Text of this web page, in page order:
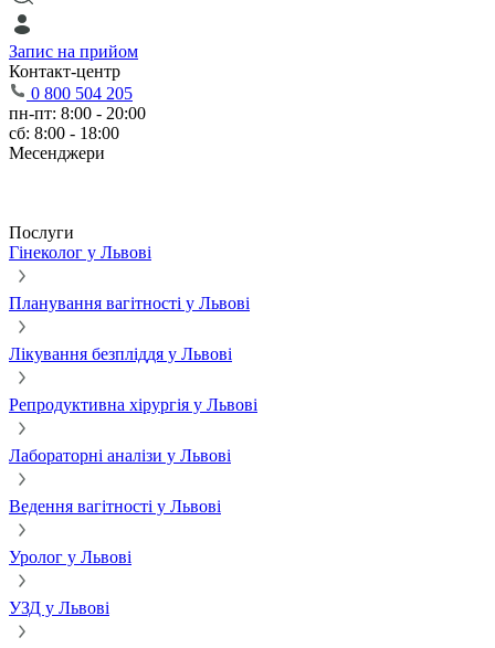
Запис на прийом
Контакт-центр
0 800 504 205
пн-пт: 8:00 - 20:00
сб: 8:00 - 18:00
Месенджери
Послуги
Гінеколог у Львові
Планування вагітності у Львові
Лікування безпліддя у Львові
Репродуктивна хірургія у Львові
Лабораторні аналізи у Львові
Ведення вагітності у Львові
Уролог у Львові
УЗД у Львові